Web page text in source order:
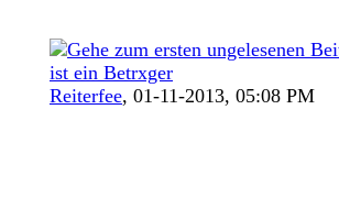
ist ein Betrxger
Reiterfee, 01-11-2013, 05:08 PM